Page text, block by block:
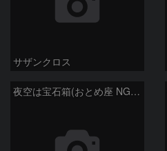
サザンクロス
夜空は宝石箱(おとめ座 NGC5746) Seestar50